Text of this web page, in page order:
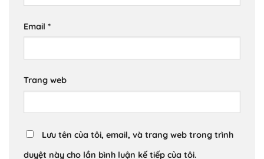
Email *
Trang web
Lưu tên của tôi, email, và trang web trong trình
duyệt này cho lần bình luận kế tiếp của tôi.